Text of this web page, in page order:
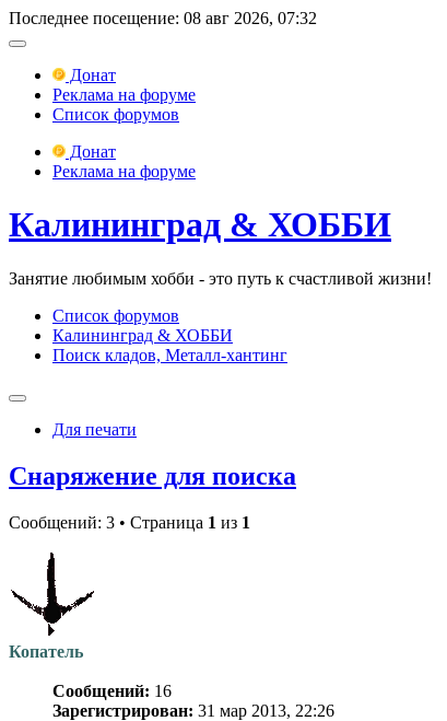
Последнее посещение: 08 авг 2026, 07:32
Донат
Реклама на форуме
Список форумов
Донат
Реклама на форуме
Калининград & ХОББИ
Занятие любимым хобби - это путь к счастливой жизни!
Список форумов
Калининград & ХОББИ
Поиск кладов, Металл-хантинг
Для печати
Снаряжение для поиска
Сообщений: 3 • Страница 1 из 1
Копатель
Сообщений: 16
Зарегистрирован: 31 мар 2013, 22:26